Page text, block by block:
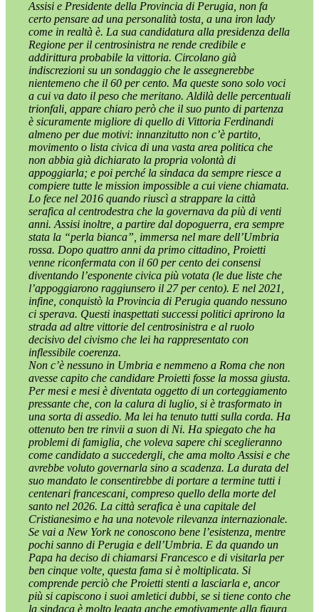
Assisi e Presidente della Provincia di Perugia, non fa
certo pensare ad una personalità tosta, a una iron lady
come in realtà è. La sua candidatura alla presidenza della
Regione per il centrosinistra ne rende credibile e
addirittura probabile la vittoria. Circolano già
indiscrezioni su un sondaggio che le assegnerebbe
nientemeno che il 60 per cento. Ma queste sono solo voci
a cui va dato il peso che meritano. Aldilà delle percentuali
trionfali, appare chiaro però che il suo punto di partenza
è sicuramente migliore di quello di Vittoria Ferdinandi
almeno per due motivi: innanzitutto non c’è partito,
movimento o lista civica di una vasta area politica che
non abbia già dichiarato la propria volontà di
appoggiarla; e poi perché la sindaca da sempre riesce a
compiere tutte le mission impossible a cui viene chiamata.
Lo fece nel 2016 quando riuscì a strappare la città
serafica al centrodestra che la governava da più di venti
anni. Assisi inoltre, a partire dal dopoguerra, era sempre
stata la “perla bianca”, immersa nel mare dell’Umbria
rossa. Dopo quattro anni da primo cittadino, Proietti
venne riconfermata con il 60 per cento dei consensi
diventando l’esponente civica più votata (le due liste che
l’appoggiarono raggiunsero il 27 per cento). E nel 2021,
infine, conquistò la Provincia di Perugia quando nessuno
ci sperava. Questi inaspettati successi politici aprirono la
strada ad altre vittorie del centrosinistra e al ruolo
decisivo del civismo che lei ha rappresentato con
inflessibile coerenza.
Non c’è nessuno in Umbria e nemmeno a Roma che non
avesse capito che candidare Proietti fosse la mossa giusta.
Per mesi e mesi è diventata oggetto di un corteggiamento
pressante che, con la calura di luglio, si è trasformato in
una sorta di assedio. Ma lei ha tenuto tutti sulla corda. Ha
ottenuto ben tre rinvii a suon di Ni. Ha spiegato che ha
problemi di famiglia, che voleva sapere chi sceglieranno
come candidato a succedergli, che ama molto Assisi e che
avrebbe voluto governarla sino a scadenza. La durata del
suo mandato le consentirebbe di portare a termine tutti i
centenari francescani, compreso quello della morte del
santo nel 2026. La città serafica è una capitale del
Cristianesimo e ha una notevole rilevanza internazionale.
Se vai a New York ne conoscono bene l’esistenza, mentre
pochi sanno di Perugia e dell’Umbria. E da quando un
Papa ha deciso di chiamarsi Francesco e di visitarla per
ben cinque volte, questa fama si è moltiplicata. Si
comprende perciò che Proietti stenti a lasciarla e, ancor
più si capiscono i suoi amletici dubbi, se si tiene conto che
la sindaca è molto legata anche emotivamente alla figura